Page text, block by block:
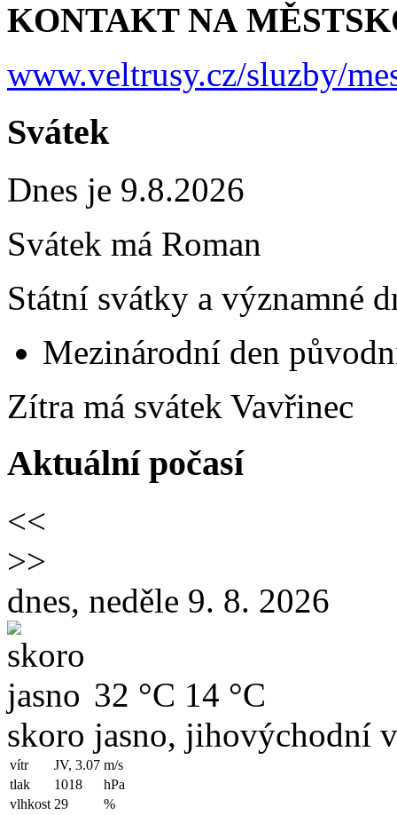
KONTAKT NA
www.veltrusy.cz/sluzby/
Svátek
Dnes je 9.8.2026
Svátek má Roman
Státní svátky a významné
Mezinárodní den
Zítra má svátek Vavřinec
Aktuální počasí
<<
>>
dnes, neděle 9. 8. 2026
32 °C 14 °C
skoro jasno, jihovýchodní
vítr JV, 3.07 m/s
tlak
1018
hPa
vlhkost 29 %